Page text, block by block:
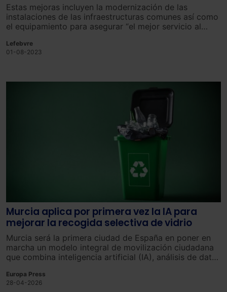
Estas mejoras incluyen la modernización de las
instalaciones de las infraestructuras comunes así como
el equipamiento para asegurar “el mejor servicio al
Lefebvre
01-08-2023
Murcia aplica por primera vez la IA para
mejorar la recogida selectiva de vidrio
Murcia será la primera ciudad de España en poner en
marcha un modelo integral de movilización ciudadana
que combina inteligencia artificial (IA), análisis de datos
envases de vidrio, según ha informado el ayuntamiento
capitalino.
Europa Press
28-04-2026